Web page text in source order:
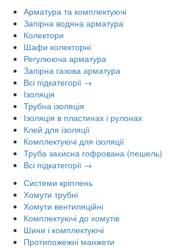
Арматура та комплектуючі
Запірна водяна арматура
Колектори
Шафи колекторні
Регулююча арматура
Запірна газова арматура
Всі підкатегорії →
Ізоляція
Трубна ізоляція
Ізоляція в пластинах і рулонах
Клей для ізоляції
Комплектуючі для ізоляції
Труба захисна гофрована (пешель)
Всі підкатегорії →
Системи кріплень
Хомути трубні
Хомути вентиляційні
Комплектуючі до хомутів
Шини і комплектуючі
Протипожежні манжети